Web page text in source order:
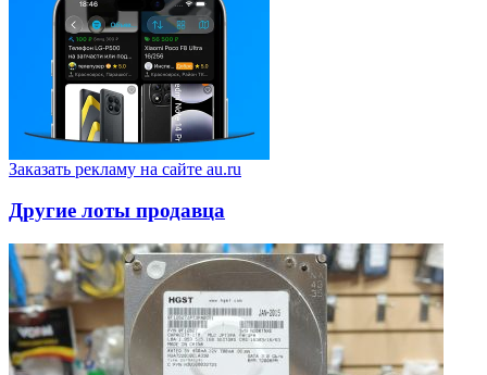
Заказать рекламу на сайте au.ru
Другие лоты продавца